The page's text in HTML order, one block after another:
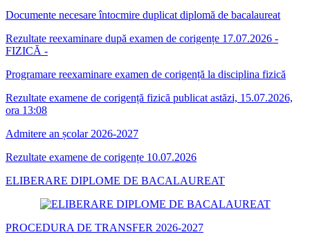
Documente necesare întocmire duplicat diplomă de bacalaureat
Rezultate reexaminare după examen de corigențe 17.07.2026 -
FIZICĂ -
Programare reexaminare examen de corigență la disciplina fizică
Rezultate examene de corigență fizică publicat astăzi, 15.07.2026,
ora 13:08
Admitere an școlar 2026-2027
Rezultate examene de corigențe 10.07.2026
ELIBERARE DIPLOME DE BACALAUREAT
PROCEDURA DE TRANSFER 2026-2027